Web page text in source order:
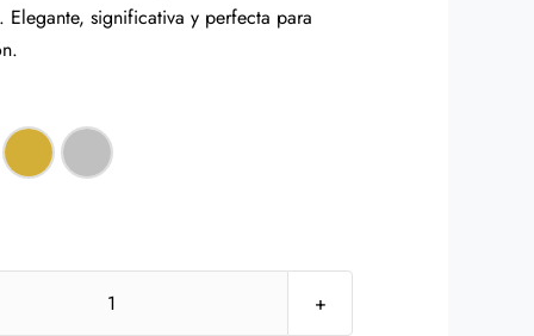
Elegante, significativa y perfecta para
Pulsera